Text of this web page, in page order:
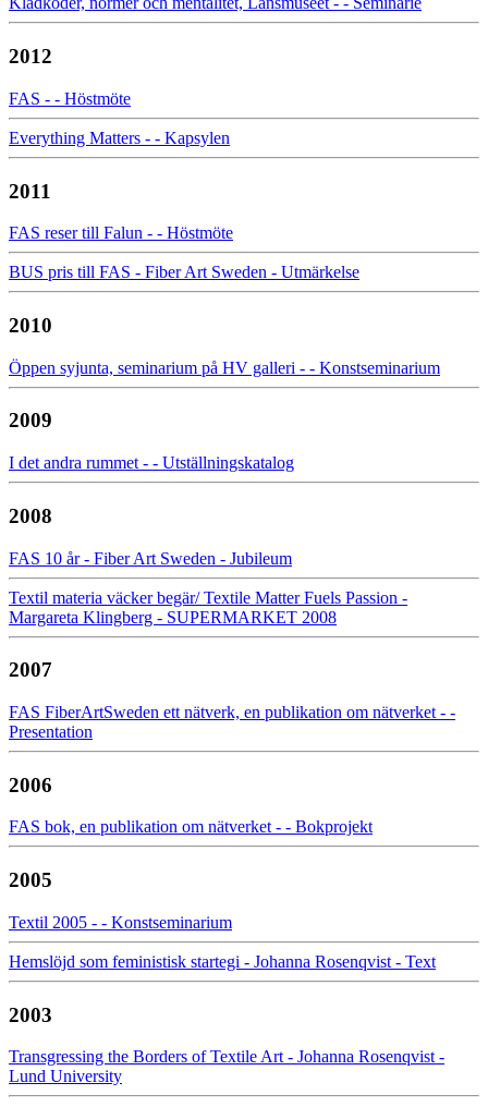
2012
FAS - - Höstmöte
Everything Matters - - Kapsylen
2011
FAS reser till Falun - - Höstmöte
BUS pris till FAS - Fiber Art Sweden - Utmärkelse
2010
Öppen syjunta, seminarium på HV galleri - - Konstseminarium
2009
I det andra rummet - - Utställningskatalog
2008
FAS 10 år - Fiber Art Sweden - Jubileum
Textil materia väcker begär/ Textile Matter Fuels Passion -
Margareta Klingberg - SUPERMARKET 2008
2007
FAS FiberArtSweden ett nätverk, en publikation om nätverket - -
Presentation
2006
FAS bok, en publikation om nätverket - - Bokprojekt
2005
Textil 2005 - - Konstseminarium
Hemslöjd som feministisk startegi - Johanna Rosenqvist - Text
2003
Transgressing the Borders of Textile Art - Johanna Rosenqvist -
Lund University